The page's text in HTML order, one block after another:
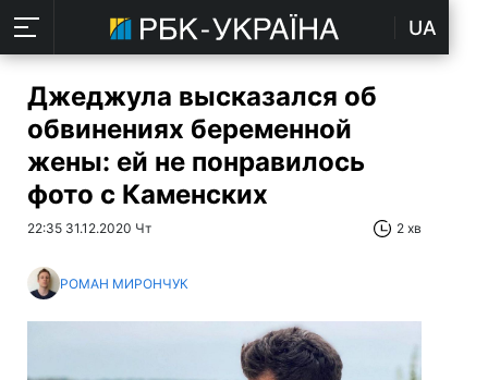
UA
Джеджула высказался об
обвинениях беременной
жены: ей не понравилось
фото с Каменских
22:35 31.12.2020 Чт 2 хв
РОМАН МИРОНЧУК